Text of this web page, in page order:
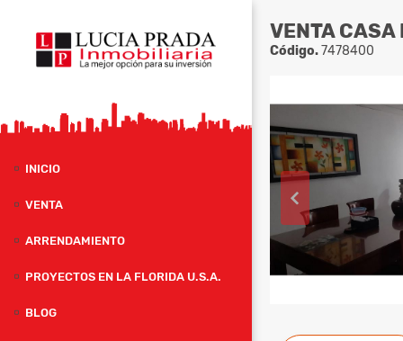
INICIO
VENTA
ARRENDAMIENTO
PROYECTOS EN LA FLORIDA U.S.A.
BLOG
VENTA
Código.7478400